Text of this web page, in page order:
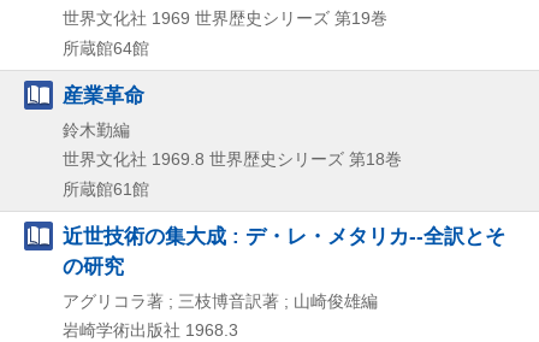
世界文化社 1969 世界歴史シリーズ 第19巻
所蔵館64館
産業革命
鈴木勤編
世界文化社 1969.8 世界歴史シリーズ 第18巻
所蔵館61館
近世技術の集大成 : デ・レ・メタリカ--全訳とそ
の研究
アグリコラ著 ; 三枝博音訳著 ; 山崎俊雄編
岩崎学術出版社 1968.3